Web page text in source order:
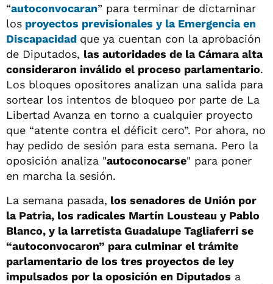
“autoconvocaran” para terminar de dictaminar
los proyectos previsionales y la Emergencia en
Discapacidad que ya cuentan con la aprobación
de Diputados, las autoridades de la Cámara alta
consideraron inválido el proceso parlamentario.
Los bloques opositores analizan una salida para
sortear los intentos de bloqueo por parte de La
Libertad Avanza en torno a cualquier proyecto
que “atente contra el déficit cero”. Por ahora, no
hay pedido de sesión para esta semana. Pero la
oposición analiza "autoconocarse" para poner
en marcha la sesión.
La semana pasada, los senadores de Unión por
la Patria, los radicales Martín Lousteau y Pablo
Blanco, y la larretista Guadalupe Tagliaferri se
“autoconvocaron” para culminar el trámite
parlamentario de los tres proyectos de ley
impulsados por la oposición en Diputados a